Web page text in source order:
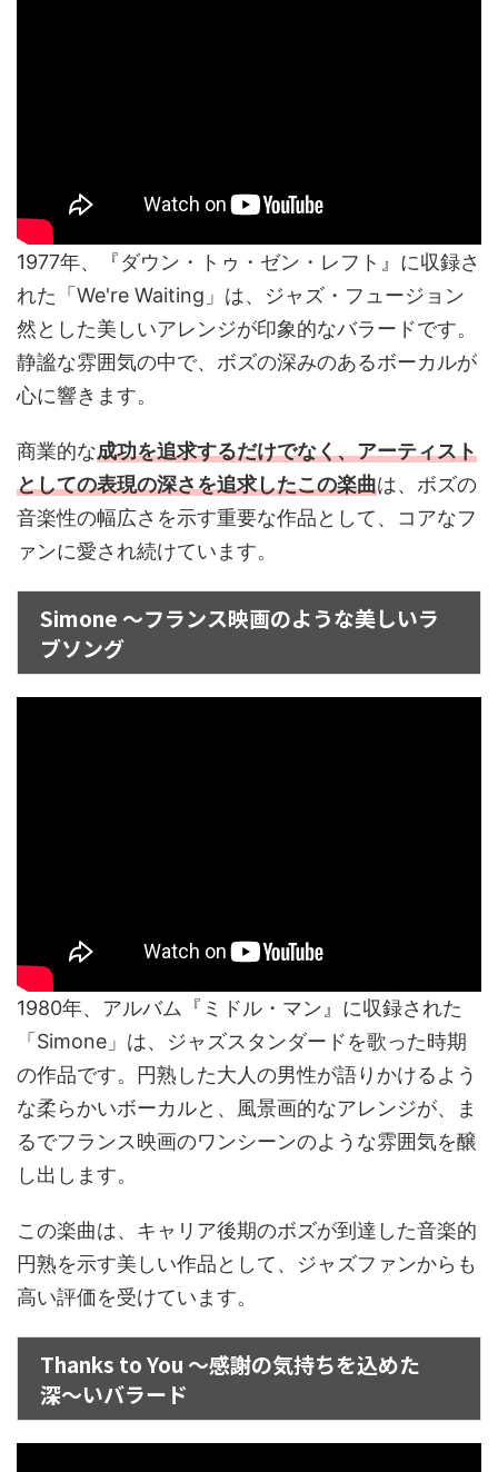
1977年、『ダウン・トゥ・ゼン・レフト』に収録さ
れた「We're Waiting」は、ジャズ・フュージョン
然とした美しいアレンジが印象的なバラードです。
静謐な雰囲気の中で、ボズの深みのあるボーカルが
心に響きます。
商業的な成功を追求するだけでなく、アーティスト
としての表現の深さを追求したこの楽曲は、ボズの
音楽性の幅広さを示す重要な作品として、コアなフ
ァンに愛され続けています。
Simone ～フランス映画のような美しいラ
ブソング
1980年、アルバム『ミドル・マン』に収録された
「Simone」は、ジャズスタンダードを歌った時期
の作品です。円熟した大人の男性が語りかけるよう
な柔らかいボーカルと、風景画的なアレンジが、ま
るでフランス映画のワンシーンのような雰囲気を醸
し出します。
この楽曲は、キャリア後期のボズが到達した音楽的
円熟を示す美しい作品として、ジャズファンからも
高い評価を受けています。
Thanks to You ～感謝の気持ちを込めた
深〜いバラード